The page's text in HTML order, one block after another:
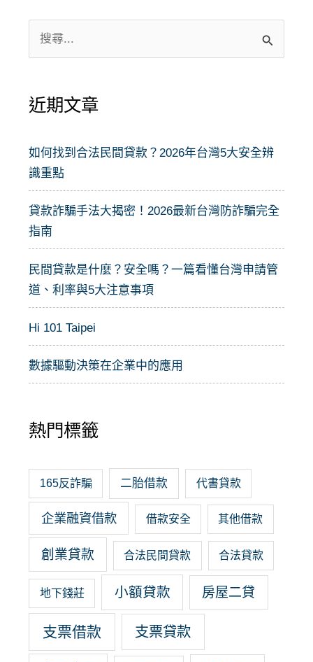
尋
鍵
:
近期文章
如何找到合法民間貸款？2026年台灣5大安全辨
識重點
貸款詐騙手法大揭密！2026最新台灣防詐騙完全
指南
民間貸款是什麼？安全嗎？一篇看懂台灣申請管
道、利率與5大注意事項
Hi 101 Taipei
數據驅動決策在企業中的應用
熱門標籤
165反詐騙 二胎借款 代書貸款
企業融資借款 借款安全 其他借款
創業貸款 合法民間貸款 合法貸款
地下錢莊 小額貸款 房屋二貸
支票借款 支票貸款